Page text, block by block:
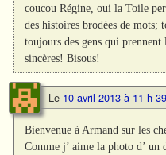
coucou Régine, oui la Toile
des histoires brodées de mots;
toujours des gens qui
sincères! Bisous!
Le 10 avril 2013 à 11 h
Bienvenue à Armand sur les
Comme j’ aime la photo d’ un